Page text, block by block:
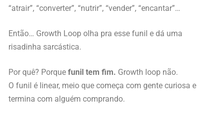
“atrair”, “converter”, “nutrir”, “vender”, “encantar”…
Então… Growth Loop olha pra esse funil e dá uma
risadinha sarcástica.
Por quê? Porque funil tem fim. Growth loop não.
O funil é linear, meio que começa com gente curiosa e
termina com alguém comprando.